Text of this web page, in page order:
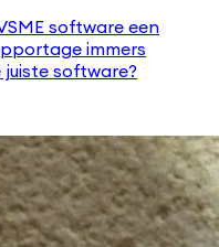
software een
immers
juiste software?